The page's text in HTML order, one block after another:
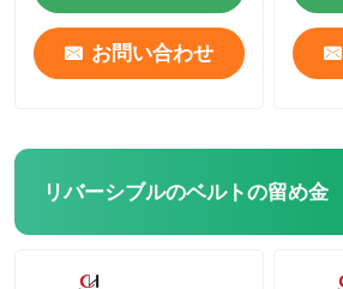
お問い合わせ
リバーシブルのベルトの留め金